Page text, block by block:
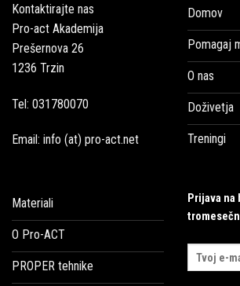
Kontaktirajte nas
Pro-act Akademija
Prešernova 26
1236 Trzin
Tel: 031780070
Email: info (at) pro-act.net
Domov
Pomagaj
O nas
Doživetja
Treningi
Materiali
O Pro-ACT
PROPER tehnike
Prijava na